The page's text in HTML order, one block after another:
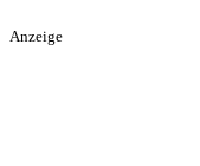
Anzeige